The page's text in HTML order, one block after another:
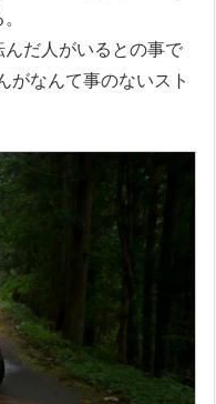
だ人がいるとの事で
がなんて事のないスト